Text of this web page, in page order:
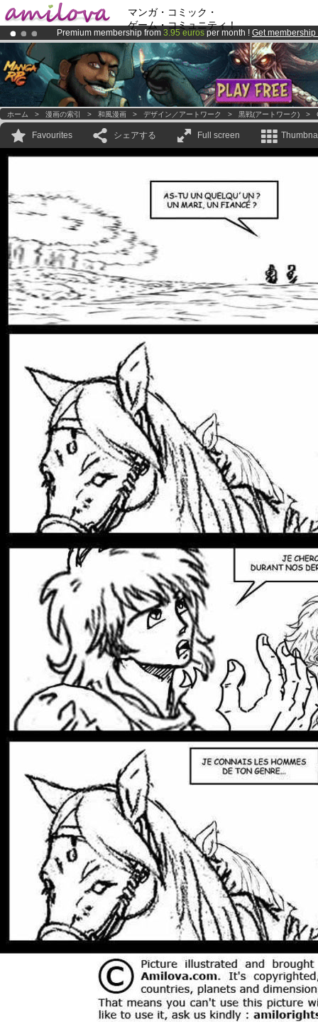
マンガ・コミック・
ゲーム・コミュニティ！
Premium membership from 3.95 euros per month ! Get membership
Already 100000membersand 1000comics & mangas!.
AmilovaKickstarter is now LIVE!.
ホーム > 漫画の索引 > 和風漫画 > デザイン／アートワーク > 黒戦(アートワーク) >
Favourites シェアする Full screen